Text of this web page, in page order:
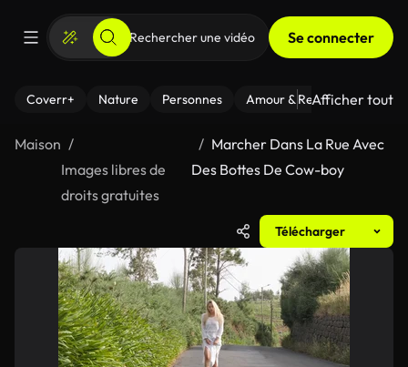
Se connecter
Coverr+ Nature Personnes Amour & Relations Le
Afficher tout
Maison
Images libres de
droits gratuites
Marcher Dans La Rue Avec
Des Bottes De Cow-boy
Télécharger